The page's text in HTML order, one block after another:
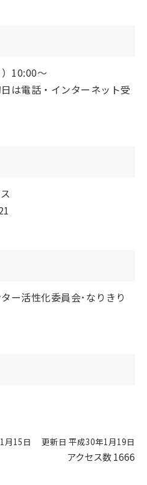
10:00～
は電話・インターネット受
ー活性化委員会･なりきり
月15日 更新日 平成30年1月19日
アクセス数1666